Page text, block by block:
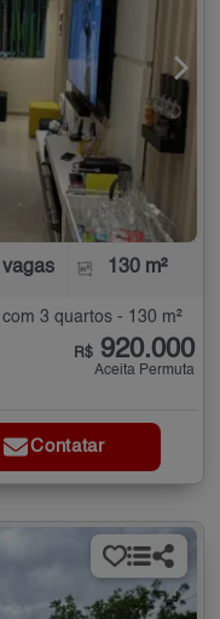
130 m²
3 quartos - 130 m²
R$ 920.000
Aceita Permuta
Contatar